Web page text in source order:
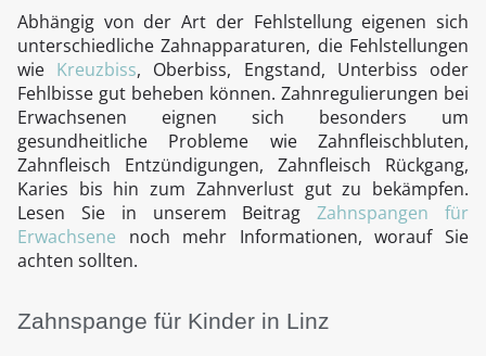
Abhängig von der Art der Fehlstellung eigenen sich
unterschiedliche Zahnapparaturen, die Fehlstellungen
wie Kreuzbiss, Oberbiss, Engstand, Unterbiss oder
Fehlbisse gut beheben können. Zahnregulierungen bei
Erwachsenen eignen sich besonders um
gesundheitliche Probleme wie Zahnfleischbluten,
Zahnfleisch Entzündigungen, Zahnfleisch Rückgang,
Karies bis hin zum Zahnverlust gut zu bekämpfen.
Lesen Sie in unserem BeitragZahnspangen für
Erwachsene noch mehr Informationen, worauf Sie
achten sollten.
Zahnspange für Kinder in Linz